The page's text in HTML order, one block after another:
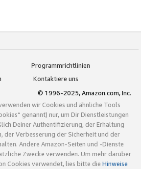
Programmrichtlinien
Kontaktiere uns
© 1996-2025, Amazon.com, Inc.
wir Cookies und ähnliche Tools
genannt) nur, um Dir Dienstleistungen
Deiner Authentifizierung, der Erhaltung
der Verbesserung der Sicherheit und der
Andere Amazon-Seiten und -Dienste
Zwecke verwenden. Um mehr darüber
Cookies verwendet, lies bitte die Hinweise